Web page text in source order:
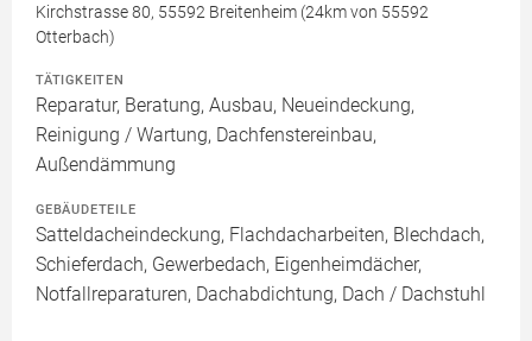
Kirchstrasse 80, 55592 Breitenheim (24km von 55592
Otterbach)
TÄTIGKEITEN
Reparatur, Beratung, Ausbau, Neueindeckung,
Reinigung / Wartung, Dachfenstereinbau,
Außendämmung
GEBÄUDETEILE
Satteldacheindeckung, Flachdacharbeiten, Blechdach,
Schieferdach, Gewerbedach, Eigenheimdächer,
Notfallreparaturen, Dachabdichtung, Dach / Dachstuhl